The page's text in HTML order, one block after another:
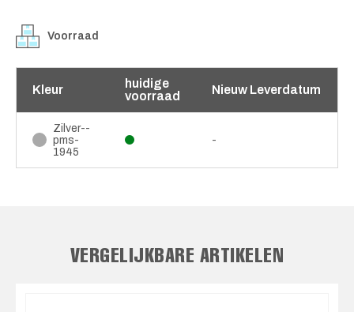
Voorraad
Kleur
huidige
voorraad
Nieuw Leverdatum
Zilver--
pms-
1945
-
VERGELIJKBARE ARTIKELEN